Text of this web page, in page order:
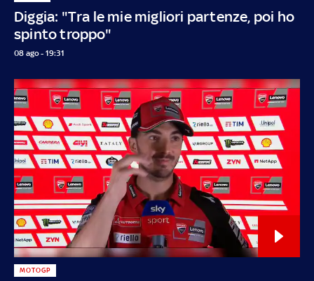
Diggia: "Tra le mie migliori partenze, poi ho
spinto troppo"
08 ago - 19:31
MOTOGP